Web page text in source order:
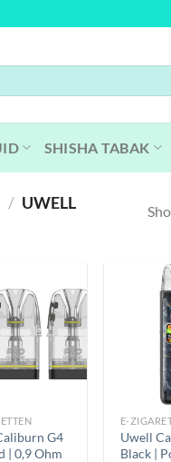
SHISHA TABAK
/ UWELL
G4
| 0,9 Ohm
E-
Uwell
Black |